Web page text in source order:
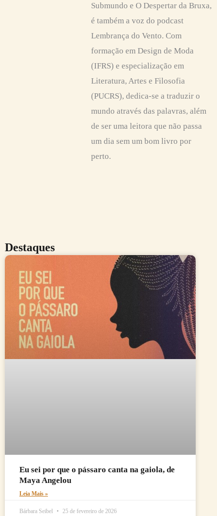
Submundo e O Despertar da Bruxa,
é também a voz do podcast
Lembrança do Vento. Com
formação em Design de Moda
(IFRS) e especialização em
Literatura, Artes e Filosofia
(PUCRS), dedica-se a traduzir o
mundo através das palavras, além
de ser uma leitora que não passa
um dia sem um bom livro por
perto.
Destaques
Eu sei por que o pássaro canta na gaiola, de
Maya Angelou
Leia Mais »
Bárbara Seibel 25 de fevereiro de 2026